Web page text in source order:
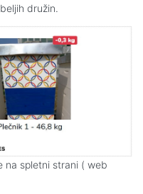
družin.
na spletni strani ( web